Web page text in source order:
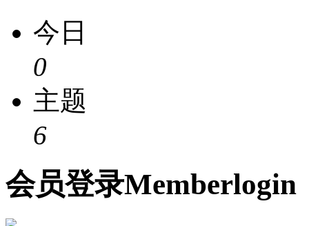
今日
0
主题
6
会员登录Memberlogin